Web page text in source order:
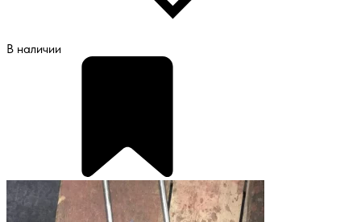
В наличии